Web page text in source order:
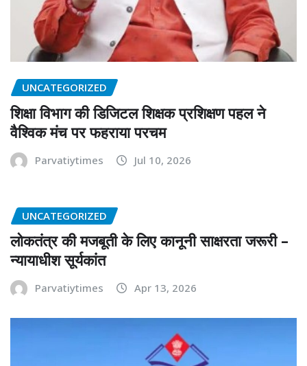
UNCATEGORIZED
शिक्षा विभाग की डिजिटल शिक्षक प्रशिक्षण पहल ने
वैश्विक मंच पर फहराया परचम
Parvatiytimes Jul 10, 2026
UNCATEGORIZED
लोकतंत्र की मजबूती के लिए कानूनी साक्षरता जरूरी –
न्यायाधीश सूर्यकांत
Parvatiytimes Apr 13, 2026